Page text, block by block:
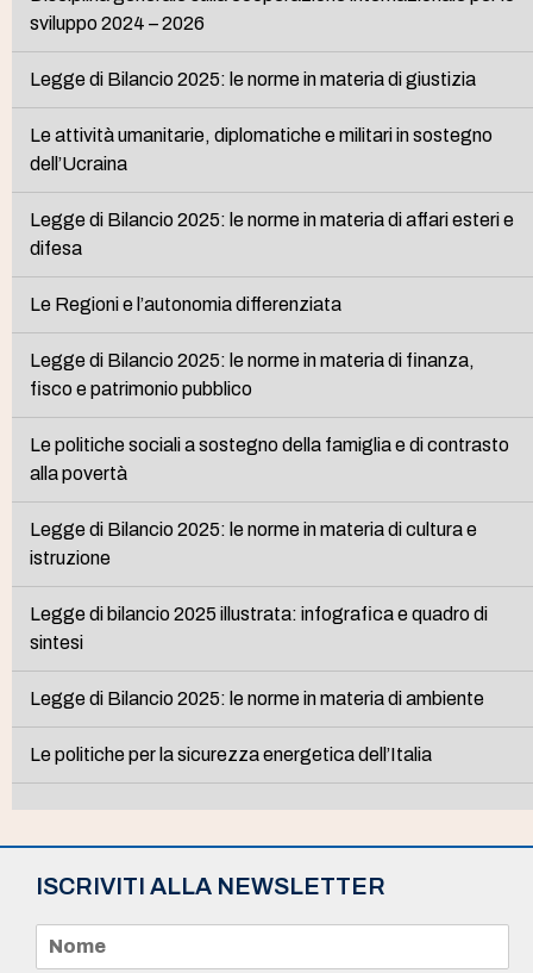
sviluppo 2024 – 2026
Legge di Bilancio 2025: le norme in materia di giustizia
Le attività umanitarie, diplomatiche e militari in sostegno
dell’Ucraina
Legge di Bilancio 2025: le norme in materia di affari esteri e
difesa
Le Regioni e l’autonomia differenziata
Legge di Bilancio 2025: le norme in materia di finanza,
fisco e patrimonio pubblico
Le politiche sociali a sostegno della famiglia e di contrasto
alla povertà
Legge di Bilancio 2025: le norme in materia di cultura e
istruzione
Legge di bilancio 2025 illustrata: infografica e quadro di
sintesi
Legge di Bilancio 2025: le norme in materia di ambiente
Le politiche per la sicurezza energetica dell’Italia
ISCRIVITI ALLA NEWSLETTER